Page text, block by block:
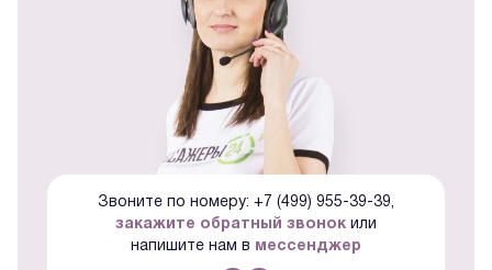
Звоните по номеру: +7 (499) 955-39-39,
закажите обратный звонокили
напишите нам в
мессенджер